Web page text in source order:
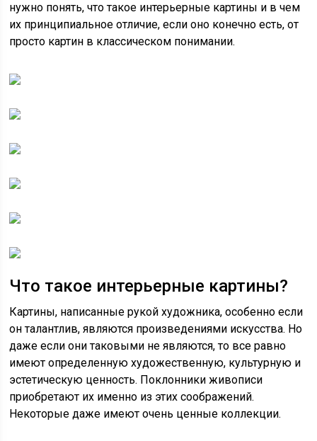
нужно понять, что такое интерьерные картины и в чем
их принципиальное отличие, если оно конечно есть, от
просто картин в классическом понимании.
Что такое интерьерные картины?
Картины, написанные рукой художника, особенно если
он талантлив, являются произведениями искусства. Но
даже если они таковыми не являются, то все равно
имеют определенную художественную, культурную и
эстетическую ценность. Поклонники живописи
приобретают их именно из этих соображений.
Некоторые даже имеют очень ценные коллекции.